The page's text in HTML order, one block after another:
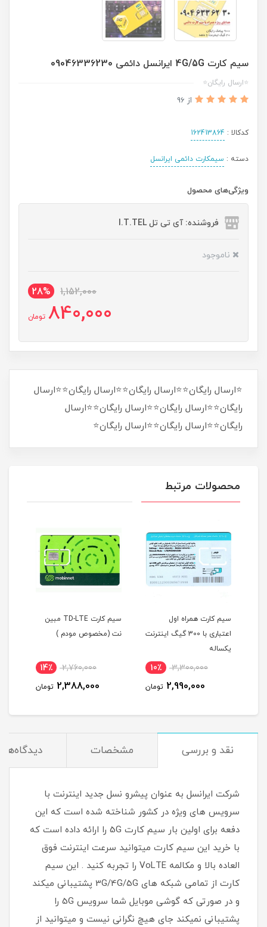
سیم کارت 4G/5G ایرانسل دائمی 09046336230
⭐ارسال رایگان⭐
از 96
کدکالا : 162413864
دسته : سیمکارت دائمی ایرانسل
ویژگی‌های محصول
فروشنده: آی تی تل I.T.TEL
ناموجود
1,152,000
28%
840,000 تومان
⭐ارسال رایگان⭐⭐ارسال رایگان⭐⭐ارسال رایگان⭐⭐ارسال
رایگان⭐⭐ارسال رایگان⭐⭐ارسال رایگان⭐⭐ارسال
رایگان⭐⭐ارسال رایگان⭐⭐ارسال رایگان⭐
محصولات مرتبط
سیم کارت همراه اول
اعتباری با 300 گیگ اینترنت
یکساله
3,300,000 10٪
2,990,000 تومان
سیم کارت TD-LTE مبین
نت (مخصوص مودم )
2,760,000 14٪
2,388,000 تومان
نقد و بررسی مشخصات دیدگاه‌ها
شرکت ایرانسل به عنوان پیشرو نسل جدید اینترنت با
سرویس های ویژه در کشور شناخته شده است که این
دفعه برای اولین بار سیم کارت 5G را ارائه داده است که
با خرید این سیم کارت میتوانید سرعت اینترنت فوق
العاده بالا و مکالمه VoLTE را تجربه کنید . این سیم
کارت از تمامی شبکه های 3G/4G/5G پشتیبانی میکند
و در صورتی که گوشی موبایل شما سرویس 5G را
پشتیبانی نمیکند جای هیچ نگرانی نیست و میتوانید از